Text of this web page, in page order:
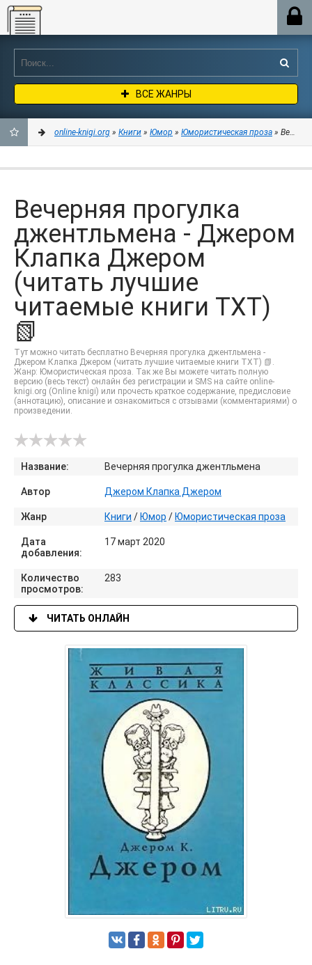
Online-knigi.org
ВСЕ ЖАНРЫ
ЗАКЛАДКИ
online-knigi.org » Книги » Юмор » Юмористическая проза »
Вечерняя прогулка
джентльмена - Джером
Клапка Джером
(читать лучшие
читаемые книги TXT)
📗
Тут можно читать бесплатно Вечерняя прогулка джентльмена -
Джером Клапка Джером (читать лучшие читаемые книги TXT) 📗.
Жанр: Юмористическая проза. Так же Вы можете читать полную
версию (весь текст) онлайн без регистрации и SMS на сайте online-
knigi.org (Online knigi) или прочесть краткое содержание, предисловие
(аннотацию), описание и ознакомиться с отзывами (комментариями) о
произведении.
Название: Вечерняя прогулка джентльмена
Автор Джером Клапка Джером
Жанр Книги / Юмор / Юмористическая проза
Дата
добавления:
17 март 2020
Количество
просмотров:
283
ЧИТАТЬ ОНЛАЙН